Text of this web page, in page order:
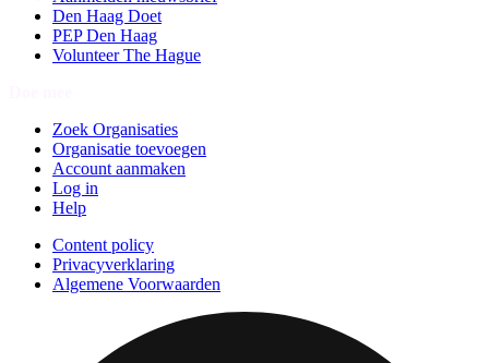
Den Haag Doet
PEP Den Haag
Volunteer The Hague
Zoek Organisaties
Organisatie toevoegen
Account aanmaken
Log in
Help
Content policy
Privacyverklaring
Algemene Voorwaarden